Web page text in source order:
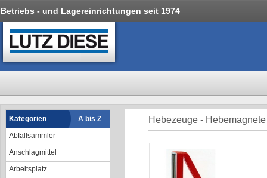
Betriebs - und Lagereinrichtungen seit 1974
Kategorien
A bis Z
Abfallsammler
Anschlagmittel
Arbeitsplatz
Hebezeuge - Hebemagnete